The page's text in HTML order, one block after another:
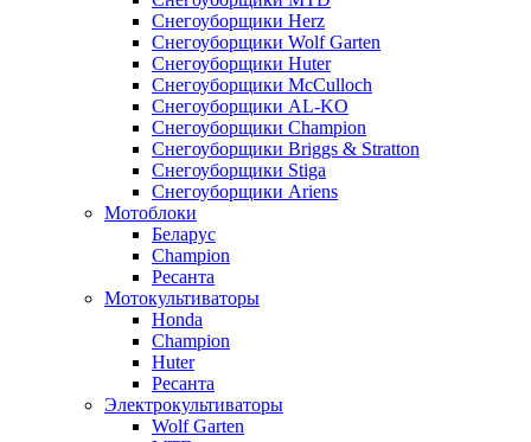
Снегоуборщики Herz
Снегоуборщики Wolf Garten
Снегоуборщики Huter
Снегоуборщики McCulloch
Снегоуборщики AL-KO
Снегоуборщики Champion
Снегоуборщики Briggs & Stratton
Снегоуборщики Stiga
Снегоуборщики Ariens
Мотоблоки
Беларус
Champion
Ресанта
Мотокультиваторы
Honda
Champion
Huter
Ресанта
Электрокультиваторы
Wolf Garten